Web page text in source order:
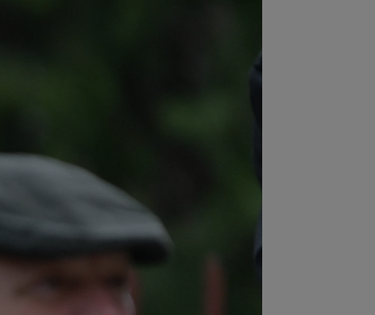
la echipă și o clauză rară a fost inclusă